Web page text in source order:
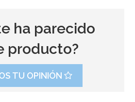
ha parecido
producto?
TU OPINIÓN